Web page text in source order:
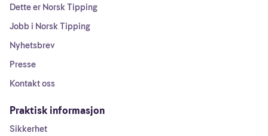
Dette er Norsk Tipping
Jobb i Norsk Tipping
Nyhetsbrev
Presse
Kontakt oss
Praktisk informasjon
Sikkerhet